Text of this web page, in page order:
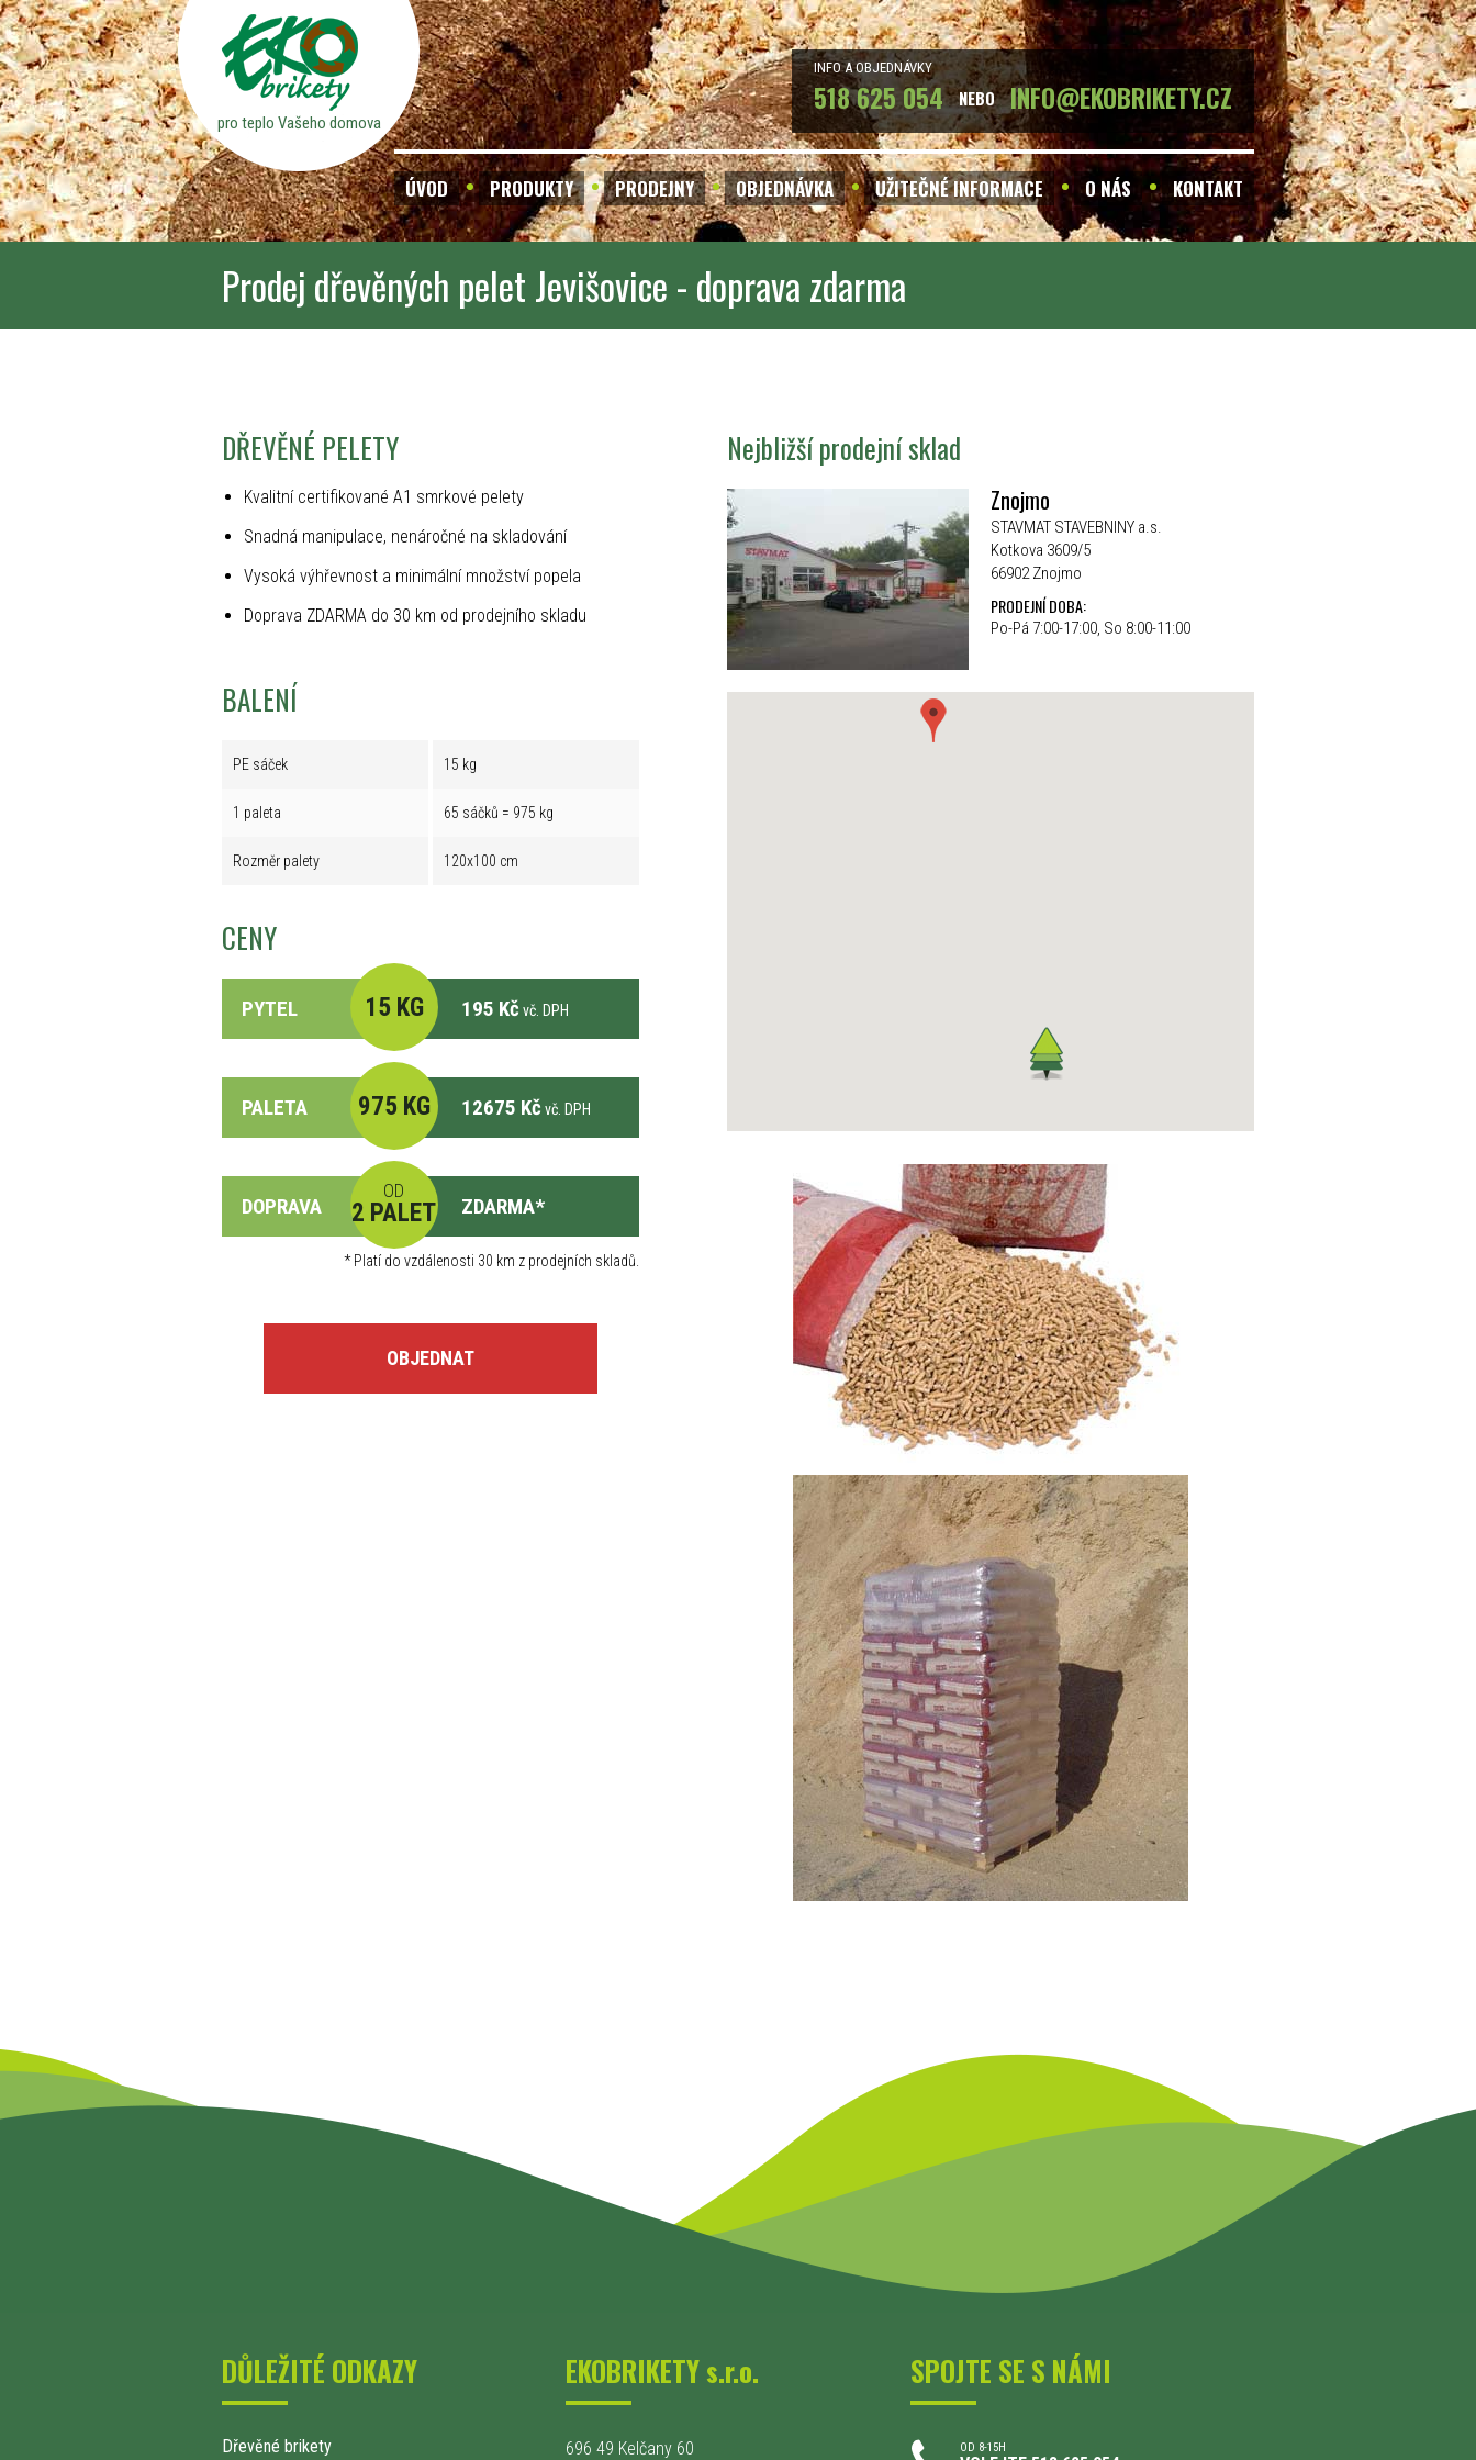
pro teplo Vašeho domova
INFO A OBJEDNÁVKY
518 625 054 NEBO INFO@EKOBRIKETY.CZ
ÚVOD PRODUKTY PRODEJNY OBJEDNÁVKA UŽITEČNÉ INFORMACE O NÁS KONTAKT
Prodej dřevěných pelet Jevišovice - doprava zdarma
DŘEVĚNÉ PELETY
Kvalitní certifikované A1 smrkové pelety
Snadná manipulace, nenáročné na skladování
Vysoká výhřevnost a minimální množství popela
Doprava ZDARMA do 30 km od prodejního skladu
BALENÍ
PE sáček 15 kg
1 paleta 65 sáčků = 975 kg
Rozměr palety 120x100 cm
CENY
PYTEL 15 KG 195 Kč vč. DPH
PALETA 975 KG 12675 Kč vč. DPH
DOPRAVA
OD
2 PALET ZDARMA*
*Platí do vzdálenosti 30 km z prodejních skladů.
OBJEDNAT
Nejbližší prodejní sklad
Znojmo
STAVMAT STAVEBNINY a.s.
Kotkova 3609/5
66902 Znojmo
PRODEJNÍ DOBA:
Po-Pá 7:00-17:00, So 8:00-11:00
DŮLEŽITÉ ODKAZY
Dřevěné brikety
EKOBRIKETY s.r.o.
696 49 Kelčany 60
SPOJTE SE S NÁMI
OD 8-15H